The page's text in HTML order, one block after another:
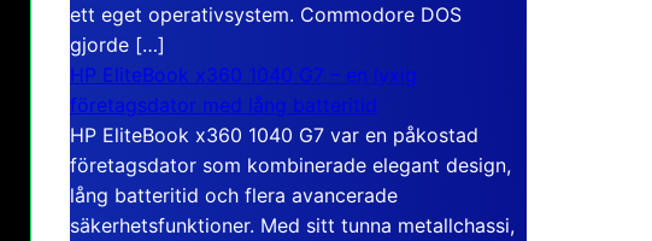
ett eget operativsystem. Commodore DOS
gjorde […]
HP EliteBook x360 1040 G7 – en lyxig
företagsdator med lång batteritid
HP EliteBook x360 1040 G7 var en påkostad
företagsdator som kombinerade elegant design,
lång batteritid och flera avancerade
säkerhetsfunktioner. Med sitt tunna metallchassi,